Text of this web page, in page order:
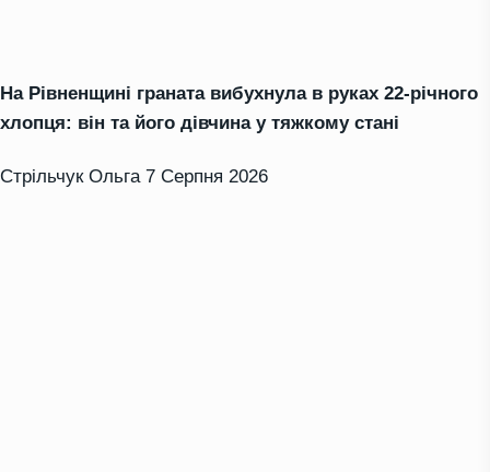
На Рівненщині граната вибухнула в руках 22-річного
хлопця: він та його дівчина у тяжкому стані
Стрільчук Ольга 7 Серпня 2026